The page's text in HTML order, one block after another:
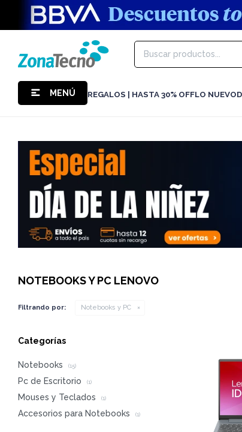
MENÚ REGALOS | HASTA 30% OFFLO NUEVO
NOTEBOOKS Y PC LENOVO
Filtrando por: Notebooks y PC
Categorías
Notebooks (15)
Pc de Escritorio (1)
Mouses y Teclados (1)
Accesorios para Notebooks (1)